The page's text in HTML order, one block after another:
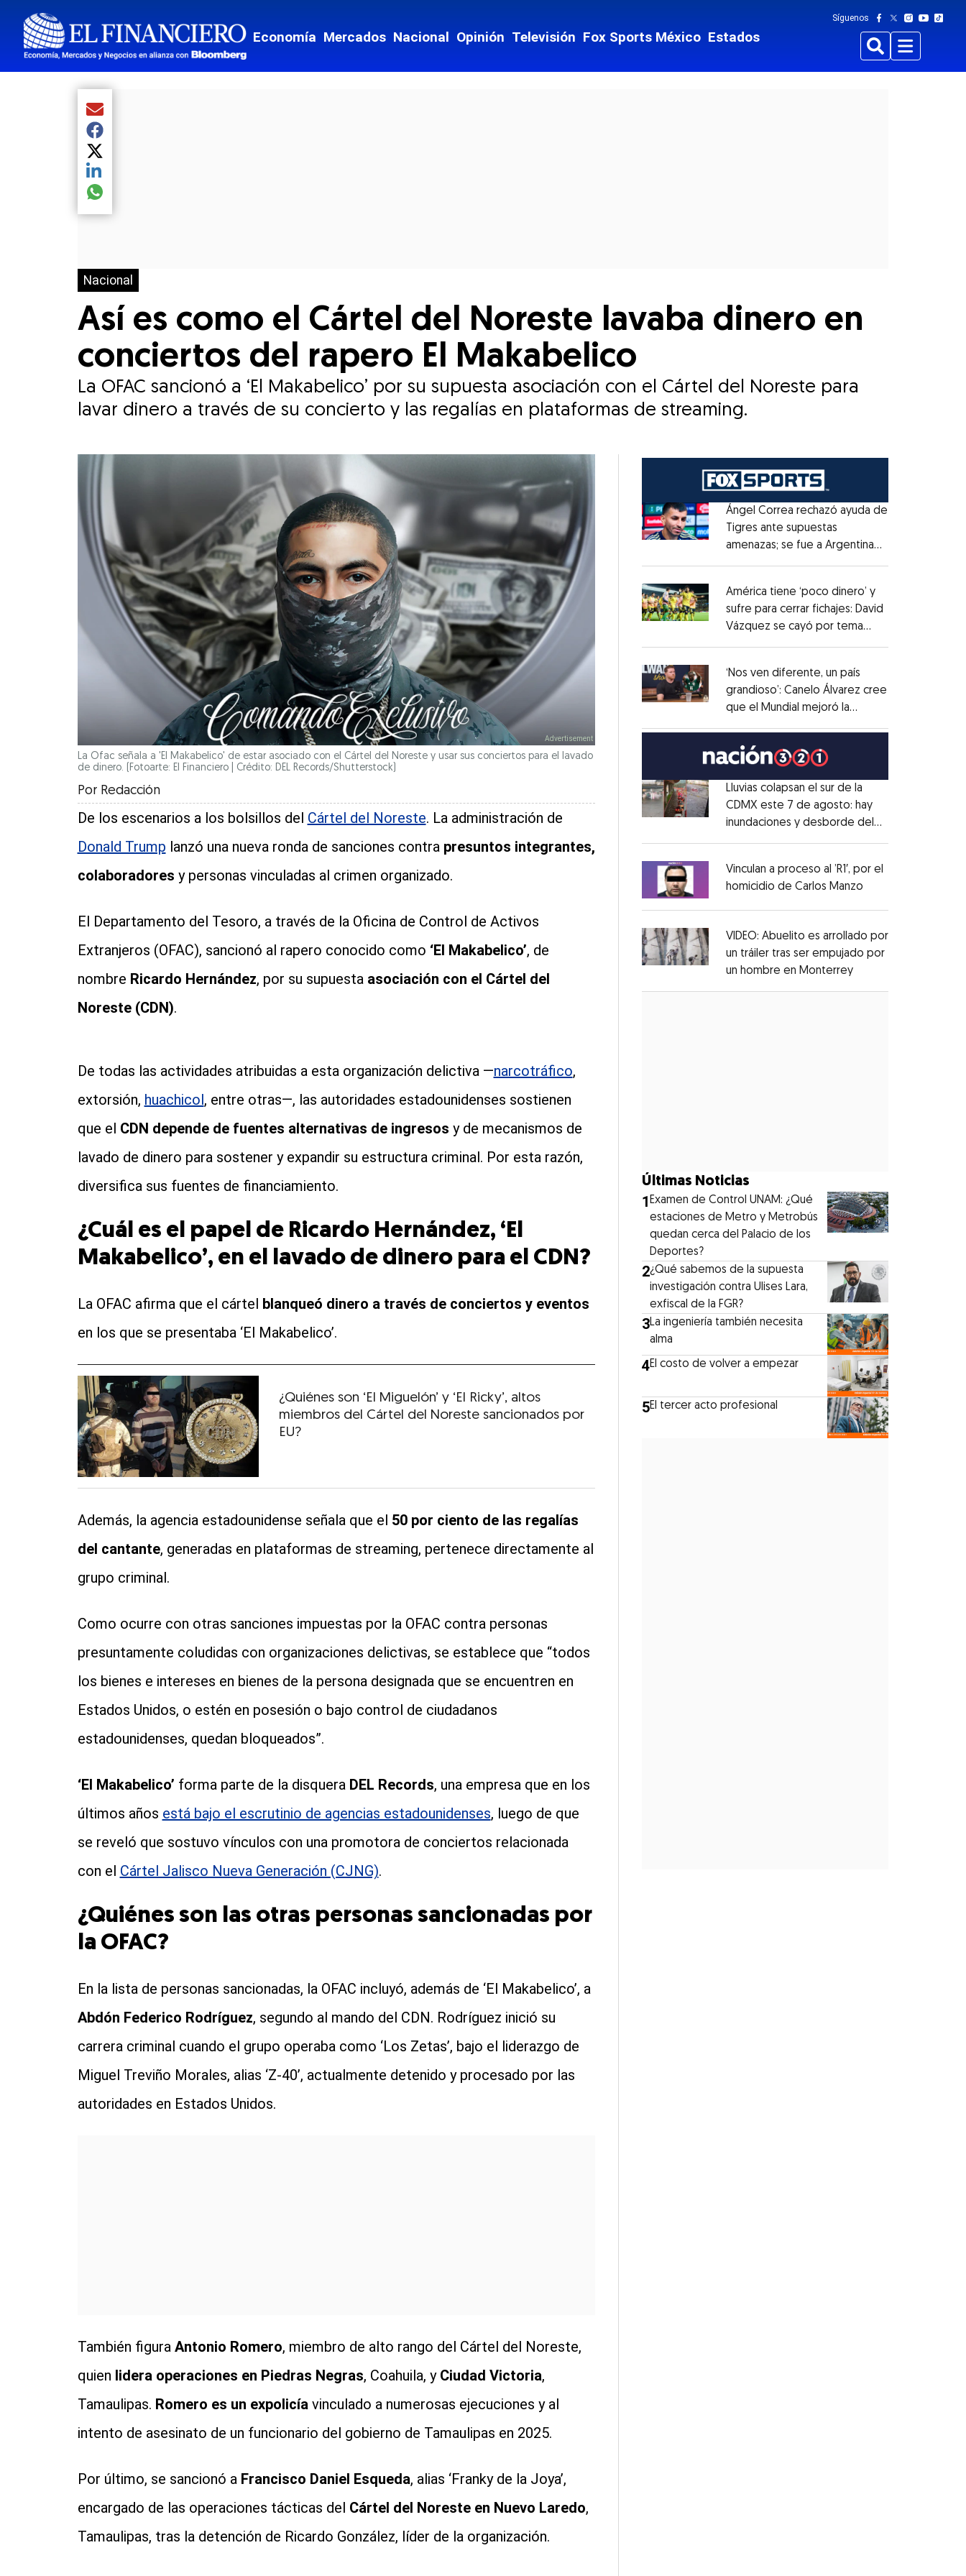
Economía Mercados Nacional Opinión Televisión Fox Sports México Estados
Síguenos
BuscarMenu
Nacional
Así es como el Cártel del Noreste lavaba dinero en
conciertos del rapero El Makabelico
La OFAC sancionó a ‘El Makabelico’ por su supuesta asociación con el Cártel del Noreste para
lavar dinero a través de su concierto y las regalías en plataformas de streaming.
Compartir el artículo actual mediante Email
Compartir el artículo actual mediante Facebook
Compartir el artículo actual mediante Twitter
Compartir el artículo actual mediante LinkedIn
Compartir el artículo actual mediante global.social-whatsapp
La Ofac señala a 'El Makabelico' de estar asociado con el Cártel del Noreste y usar sus conciertos para el lavado
de dinero. (Fotoarte: El Financiero | Crédito: DEL Records/Shutterstock)
Por Redacción
De los escenarios a los bolsillos del Cártel del Noreste. La administración de
Donald Trump lanzó una nueva ronda de sanciones contra presuntos integrantes,
colaboradores y personas vinculadas al crimen organizado.
El Departamento del Tesoro, a través de la Oficina de Control de Activos
Extranjeros (OFAC), sancionó al rapero conocido como ‘El Makabelico’, de
nombre Ricardo Hernández, por su supuesta asociación con el Cártel del
Noreste (CDN).
De todas las actividades atribuidas a esta organización delictiva —narcotráfico,
extorsión, huachicol, entre otras—, las autoridades estadounidenses sostienen
que el CDN depende de fuentes alternativas de ingresos y de mecanismos de
lavado de dinero para sostener y expandir su estructura criminal. Por esta razón,
diversifica sus fuentes de financiamiento.
¿Cuál es el papel de Ricardo Hernández, ‘El
Makabelico’, en el lavado de dinero para el CDN?
La OFAC afirma que el cártel blanqueó dinero a través de conciertos y eventos
en los que se presentaba ‘El Makabelico’.
¿Quiénes son ‘El Miguelón’ y ‘El Ricky’, altos
miembros del Cártel del Noreste sancionados por
EU?
Además, la agencia estadounidense señala que el 50 por ciento de las regalías
del cantante, generadas en plataformas de streaming, pertenece directamente al
grupo criminal.
Como ocurre con otras sanciones impuestas por la OFAC contra personas
presuntamente coludidas con organizaciones delictivas, se establece que “todos
los bienes e intereses en bienes de la persona designada que se encuentren en
Estados Unidos, o estén en posesión o bajo control de ciudadanos
estadounidenses, quedan bloqueados”.
‘El Makabelico’ forma parte de la disquera DEL Records, una empresa que en los
últimos años está bajo el escrutinio de agencias estadounidenses, luego de que
se reveló que sostuvo vínculos con una promotora de conciertos relacionada
con el Cártel Jalisco Nueva Generación (CJNG).
¿Quiénes son las otras personas sancionadas por
la OFAC?
En la lista de personas sancionadas, la OFAC incluyó, además de ‘El Makabelico’, a
Abdón Federico Rodríguez, segundo al mando del CDN. Rodríguez inició su
carrera criminal cuando el grupo operaba como ‘Los Zetas’, bajo el liderazgo de
Miguel Treviño Morales, alias ‘Z-40’, actualmente detenido y procesado por las
autoridades en Estados Unidos.
También figura Antonio Romero, miembro de alto rango del Cártel del Noreste,
quien lidera operaciones en Piedras Negras, Coahuila, y Ciudad Victoria,
Tamaulipas. Romero es un expolicíavinculado a numerosas ejecuciones y al
intento de asesinato de un funcionario del gobierno de Tamaulipas en 2025.
Por último, se sancionó a Francisco Daniel Esqueda, alias ‘Franky de la Joya’,
encargado de las operaciones tácticas del Cártel del Noreste en Nuevo Laredo,
Tamaulipas, tras la detención de Ricardo González, líder de la organización.
Opens in new window
Ángel Correa rechazó ayuda de
Tigres ante supuestas
amenazas; se fue a Argentina
Opens in new window
América tiene ‘poco dinero’ y
sufre para cerrar fichajes: David
Vázquez se cayó por tema
Opens in new window
‘Nos ven diferente, un país
grandioso’: Canelo Álvarez cree
que el Mundial mejoró la
Opens in new window
Lluvias colapsan el sur de la
CDMX este 7 de agosto: hay
inundaciones y desborde del
Opens in new window
Vinculan a proceso al ’R1′, por el
homicidio de Carlos Manzo
Opens in new window
VIDEO: Abuelito es arrollado por
un tráiler tras ser empujado por
un hombre en MonterreyOpens in new
Últimas Noticias
1Examen de Control UNAM: ¿Qué
estaciones de Metro y Metrobús
quedan cerca del Palacio de los
Deportes?
2¿Qué sabemos de la supuesta
investigación contra Ulises Lara,
exfiscal de la FGR?
3La ingeniería también necesita
alma
4El costo de volver a empezar
5El tercer acto profesional